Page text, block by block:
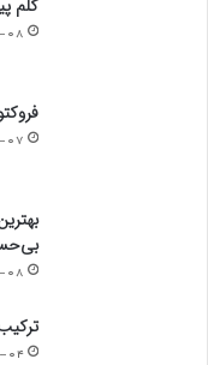
کلم